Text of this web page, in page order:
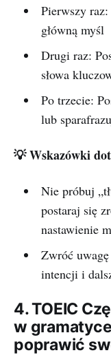
Pierwszy
główną myśl
Drugi raz:
słowa
Po trzecie:
lub
💡 Wskazówki
Nie próbuj
postaraj się
nastawienie
Zwróć
intencji i
4. TOEIC
w
poprawić